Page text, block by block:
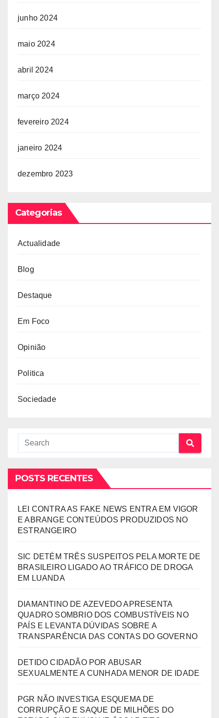
junho 2024
maio 2024
abril 2024
março 2024
fevereiro 2024
janeiro 2024
dezembro 2023
Categorias
Actualidade
Blog
Destaque
Em Foco
Opinião
Politica
Sociedade
POSTS RECENTES
LEI CONTRA AS FAKE NEWS ENTRA EM VIGOR
E ABRANGE CONTEÚDOS PRODUZIDOS NO
ESTRANGEIRO
SIC DETÉM TRÊS SUSPEITOS PELA MORTE DE
BRASILEIRO LIGADO AO TRÁFICO DE DROGA
EM LUANDA
DIAMANTINO DE AZEVEDO APRESENTA
QUADRO SOMBRIO DOS COMBUSTÍVEIS NO
PAÍS E LEVANTA DÚVIDAS SOBRE A
TRANSPARÊNCIA DAS CONTAS DO GOVERNO
DETIDO CIDADÃO POR ABUSAR
SEXUALMENTE A CUNHADA MENOR DE IDADE
PGR NÃO INVESTIGA ESQUEMA DE
CORRUPÇÃO E SAQUE DE MILHÕES DO